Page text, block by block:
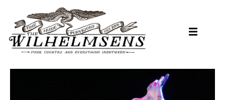
hovedinnhold